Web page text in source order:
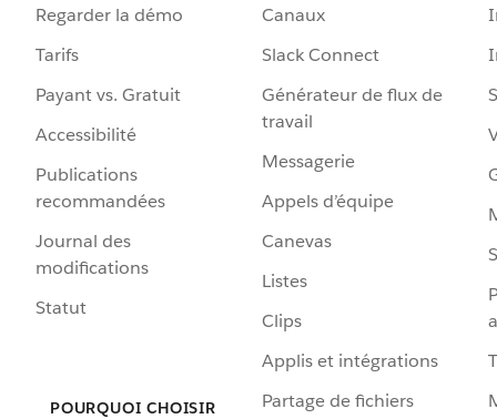
Regarder la démo
Tarifs
Payant vs. Gratuit
Accessibilité
Publications
recommandées
Journal des
modifications
Statut
POURQUOI CHOISIR
Canaux
Slack Connect
Générateur de flux de
travail
Messagerie
Appels d’équipe
Canevas
Listes
Clips
Applis et intégrations
Partage de fichiers